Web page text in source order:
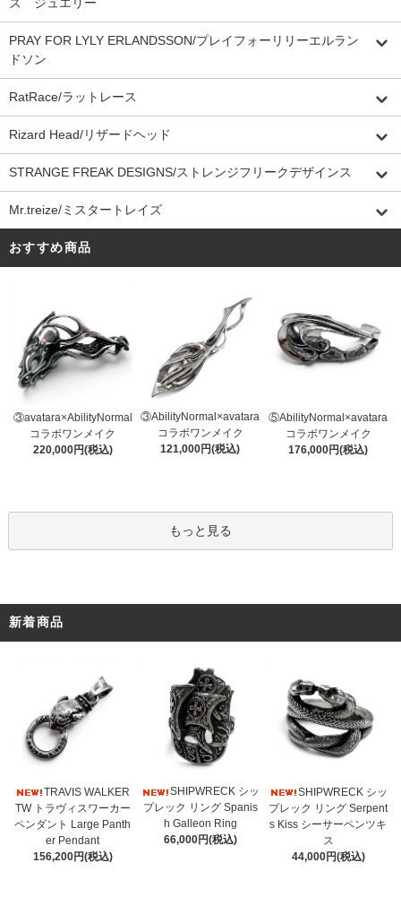
PRAY FOR LYLY ERLANDSSON/プレイフォーリリーエルラン
ドソン
RatRace/ラットレース
Rizard Head/リザードヘッド
STRANGE FREAK DESIGNS/ストレンジフリークデザインス
Mr.treize/ミスタートレイズ
おすすめ商品
③avatara×AbilityNormal
コラボワンメイク
220,000円(税込)
③AbilityNormal×avatara
コラボワンメイク
121,000円(税込)
⑤AbilityNormal×avatara
コラボワンメイク
176,000円(税込)
もっと見る
新着商品
TRAVIS WALKER
TW トラヴィスワーカー
ペンダント Large Panth
er Pendant
156,200円(税込)
SHIPWRECK シッ
プレック リング Spanis
h Galleon Ring
66,000円(税込)
SHIPWRECK シッ
プレック リング Serpent
s Kiss シーサーペンツキ
ス
44,000円(税込)